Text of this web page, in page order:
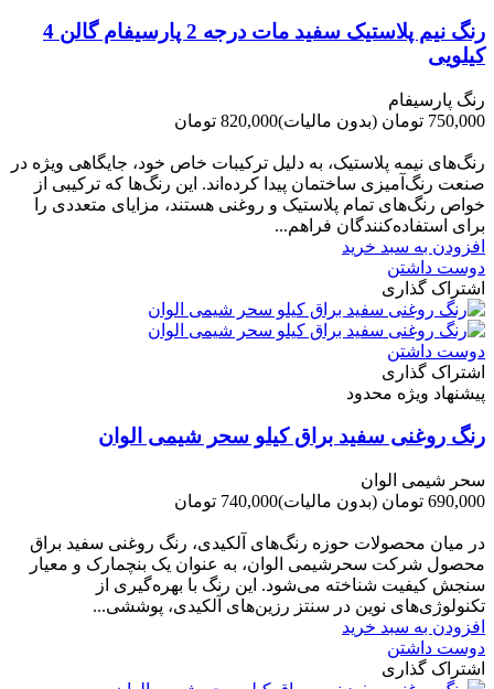
رنگ نیم پلاستیک سفید مات درجه 2 پارسیفام گالن 4
کیلویی
رنگ پارسیفام
750,000 تومان
(بدون مالیات)820,000 تومان
رنگ‌های نیمه پلاستیک، به دلیل ترکیبات خاص خود، جایگاهی ویژه در
صنعت رنگ‌آمیزی ساختمان پیدا کرده‌اند. این رنگ‌ها که ترکیبی از
خواص رنگ‌های تمام پلاستیک و روغنی هستند، مزایای متعددی را
برای استفاده‌کنندگان فراهم...
افزودن به سبد خرید
دوست داشتن
اشتراک گذاری
دوست داشتن
اشتراک گذاری
پیشنهاد ویژه محدود
رنگ روغنی سفید براق کیلو سحر شیمی الوان
سحر شیمی الوان
690,000 تومان
(بدون مالیات)740,000 تومان
در میان محصولات حوزه رنگ‌های آلکیدی، رنگ روغنی سفید براق
محصول شرکت سحرشیمی الوان، به عنوان یک بنچمارک و معیار
سنجش کیفیت شناخته می‌شود. این رنگ با بهره‌گیری از
تکنولوژی‌های نوین در سنتز رزین‌های آلکیدی، پوششی...
افزودن به سبد خرید
دوست داشتن
اشتراک گذاری